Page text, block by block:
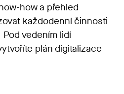
how a přehled
každodenní činnosti
vedením lidí
plán digitalizace